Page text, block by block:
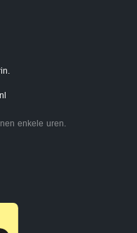
enkele uren.